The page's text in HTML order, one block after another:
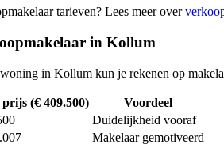
tarieven? Lees meer over
in Kollum
in Kollum kun je rekenen op
(€ 409.500)
Voordeel
Duidelijkheid vooraf
Makelaar gemotiveerd